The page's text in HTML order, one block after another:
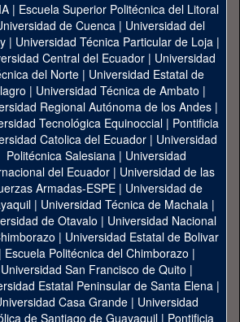
| Escuela Superior Politécnica del Litoral
de Cuenca| Universidad del
| Universidad Técnica Particular de Loja|
Central del Ecuador| Universidad
del Norte | Universidad Estatal de
| Universidad Técnica de Ambato |
Regional Autónoma de los Andes|
Tecnológica Equinoccial| Pontificia
Catolica del Ecuador | Universidad
Politécnica Salesiana | Universidad
del Ecuador | Universidad de las
Armadas-ESPE | Universidad de
| Universidad Técnica de Machala|
de Otavalo | Universidad Nacional
| Universidad Estatal de Bolivar
| Escuela Politécnica del Chimborazo |
Universidad San Francisco de Quito |
Estatal Peninsular de Santa Elena|
Casa Grande | Universidad
de Santiago de Guayaquil| Pontificia